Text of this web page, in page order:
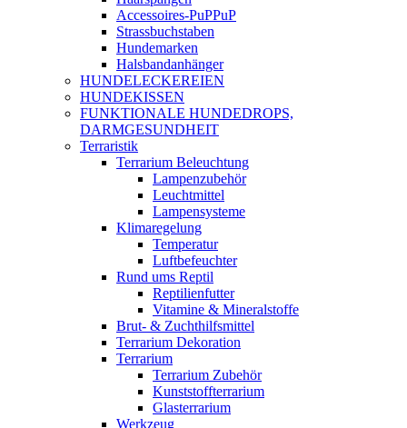
Accessoires-PuPPuP
Strassbuchstaben
Hundemarken
Halsbandanhänger
HUNDELECKEREIEN
HUNDEKISSEN
FUNKTIONALE HUNDEDROPS,
DARMGESUNDHEIT
Terraristik
Terrarium Beleuchtung
Lampenzubehör
Leuchtmittel
Lampensysteme
Klimaregelung
Temperatur
Luftbefeuchter
Rund ums Reptil
Reptilienfutter
Vitamine & Mineralstoffe
Brut- & Zuchthilfsmittel
Terrarium Dekoration
Terrarium
Terrarium Zubehör
Kunststoffterrarium
Glasterrarium
Werkzeug